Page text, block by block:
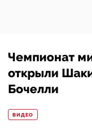
Чемпионат
открыли
Бочелли
ВИДЕО